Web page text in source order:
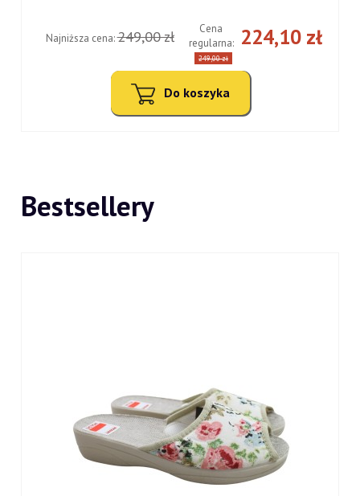
224,10 zł
Cena
regularna:
249,00 zł
Najniższa cena:249,00 zł
Do koszyka
Bestsellery